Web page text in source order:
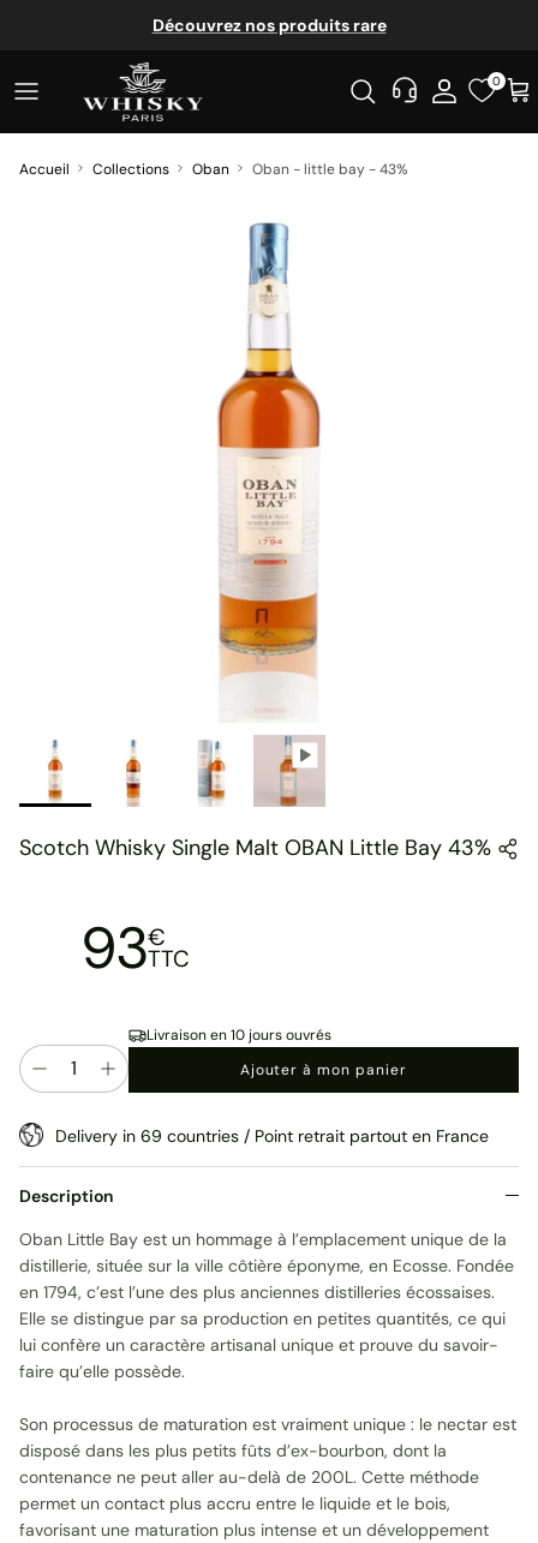
Découvrez nos produits rare
0
Accueil Collections Oban Oban - little bay - 43%
Scotch Whisky Single Malt OBAN Little Bay 43%
93€
TTC
Quantité
Livraison en 10 jours ouvrés
Ajouter à mon panier
Delivery in 69 countries / Point retrait partout en France
Description
Oban Little Bay est un hommage à l’emplacement unique de la
distillerie, située sur la ville côtière éponyme, en Ecosse. Fondée
en 1794, c’est l’une des plus anciennes distilleries écossaises.
Elle se distingue par sa production en petites quantités, ce qui
lui confère un caractère artisanal unique et prouve du savoir-
faire qu’elle possède.
Son processus de maturation est vraiment unique : le nectar est
disposé dans les plus petits fûts d’ex-bourbon, dont la
contenance ne peut aller au-delà de 200L. Cette méthode
permet un contact plus accru entre le liquide et le bois,
favorisant une maturation plus intense et un développement